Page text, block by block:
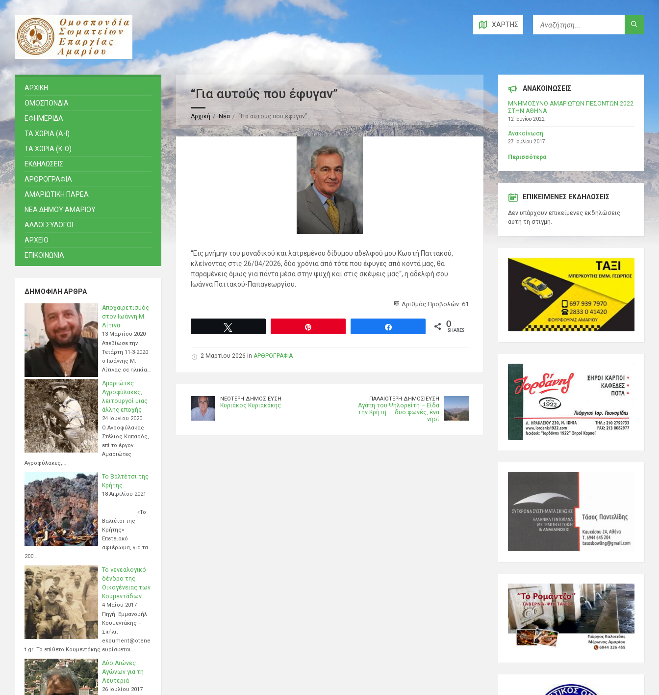
ΧΆΡΤΗΣ
“Για αυτούς που έφυγαν”
Αρχική Νέα “Για αυτούς που έφυγαν”
“Εις μνήμην του μοναδικού και λατρεμένου δίδυμου αδελφού μου Κωστή Παττακού,
κλείνοντας στις 26/04/2026, δύο χρόνια από τότε που έφυγες από κοντά μας, θα
παραμένεις όμως για πάντα μέσα στην ψυχή και στις σκέψεις μας“, η αδελφή σου
Ιωάννα Παττακού-Παπαγεωργίου.
Αριθμός Προβολών: 61
0
SHARES
2 Μαρτίου 2026 in ΑΡΘΡΟΓΡΑΦΙΑ
ΝΕΌΤΕΡΗ ΔΗΜΟΣΊΕΥΣΗ
Κυριάκος Κυριακάκης
ΠΑΛΑΙΌΤΕΡΗ ΔΗΜΟΣΊΕΥΣΗ
Αγάπη του Ψηλορείτη – Είδα
την Κρήτη… : δυο φωνές, ένα
νησί
ΑΡΧΙΚΗ
ΟΜΟΣΠΟΝΔΙΑ
ΕΦΗΜΕΡΙΔΑ
ΤΑ ΧΩΡΙΑ (Α-Ι)
ΤΑ ΧΩΡΙΑ (Κ-Ω)
ΕΚΔΗΛΩΣΕΙΣ
ΑΡΘΡΟΓΡΑΦΙΑ
ΑΜΑΡΙΩΤΙΚΗ ΠΑΡΕΑ
ΝΕΑ ΔΗΜΟΥ ΑΜΑΡΙΟΥ
ΑΛΛΟΙ ΣΥΛΟΓΟΙ
ΑΡΧΕΙΟ
ΕΠΙΚΟΙΝΩΝΙΑ
ΔΗΜΟΦΙΛΉ ΆΡΘΡΑ
Αποχαιρετισμός
στον Ιωάννη Μ.
Λίτινα
13 Μαρτίου 2020
Απεβίωσε την
Τετάρτη 11-3-2020
ο Ιωάννης Μ.
Λίτινας σε ηλικία…
Αμαριώτες
Αγροφύλακες,
λειτουργοί μιας
άλλης εποχής
24 Ιουνίου 2020
Ο Αγροφύλακας
Στέλιος Καπαρός,
επί το έργον.
Αμαριώτες
Αγροφύλακες,…
Το Βαλτέτσι της
Κρήτης.
18 Απριλίου 2021
«Το
Βαλτέτσι της
Κρήτης»
Επετειακό
αφιέρωμα, για τα
200…
Το γενεαλογικό
δένδρο της
Οικογένειας των
Κουμεντάδων.
4 Μαΐου 2017
Πηγή Εμμανουήλ
Κουμεντάκης –
Σπήλι.
ekoument@otene
t.gr Το επίθετο Κουμεντάκης ευρίσκεται…
Δύο Αιώνες
Αγώνων για τη
Λευτεριά
26 Ιουλίου 2017
ΑΝΑΚΟΙΝΩΣΕΙΣ
ΜΝΗΜΟΣΥΝΟ ΑΜΑΡΙΩΤΩΝ ΠΕΣΟΝΤΩΝ 2022
ΣΤΗΝ ΑΘΗΝΑ
12 Ιουνίου 2022
Ανακοίνωση
27 Ιουλίου 2017
Περισσότερα
ΕΠΙΚΕΊΜΕΝΕΣ ΕΚΔΗΛΏΣΕΙΣ
Δεν υπάρχουν επικείμενες εκδηλώσεις
αυτή τη στιγμή.